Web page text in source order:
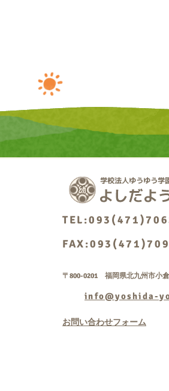
〒800-0201 福岡県北九州市小
info@yoshida-
お問い合わせフォーム